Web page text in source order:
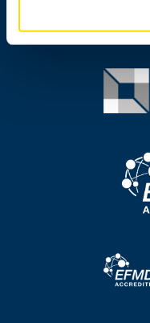
Image
Image
Image